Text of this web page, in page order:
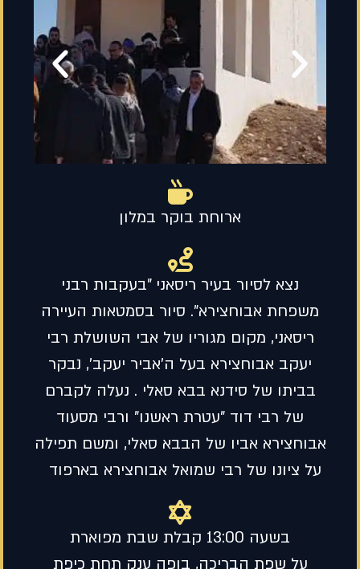
ארוחת בוקר במלון
נצא לסיור בעיר ריסאני "בעקבות רבני
משפחת אבוחצירא". סיור בסמטאות העיירה
ריסאני, מקום מגוריו של אבי השושלת רבי
יעקב אבוחצירא בעל ה'אביר יעקב', נבקר
בביתו של סידנא בבא סאלי . נעלה לקברם
של רבי דוד "עטרת ראשנו" ורבי מסעוד
אבוחצירא אביו של הבבא סאלי, ומשם תפילה
על ציונו של רבי שמואל אבוחצירא בארפוד
בשעה 13:00 קבלת שבת מפוארת
על שפת הבריכה, בופה ענק תחת כיפת